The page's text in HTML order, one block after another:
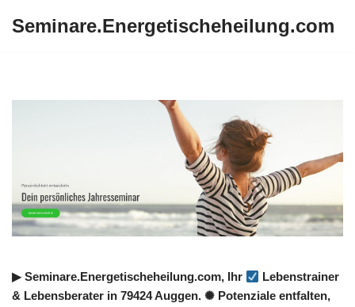
Seminare.Energetischeheilung.com
▶︎ Seminare.Energetischeheilung.com, Ihr
Lebenstrainer
& Lebensberater in 79424 Auggen. ✺ Potenziale entfalten,